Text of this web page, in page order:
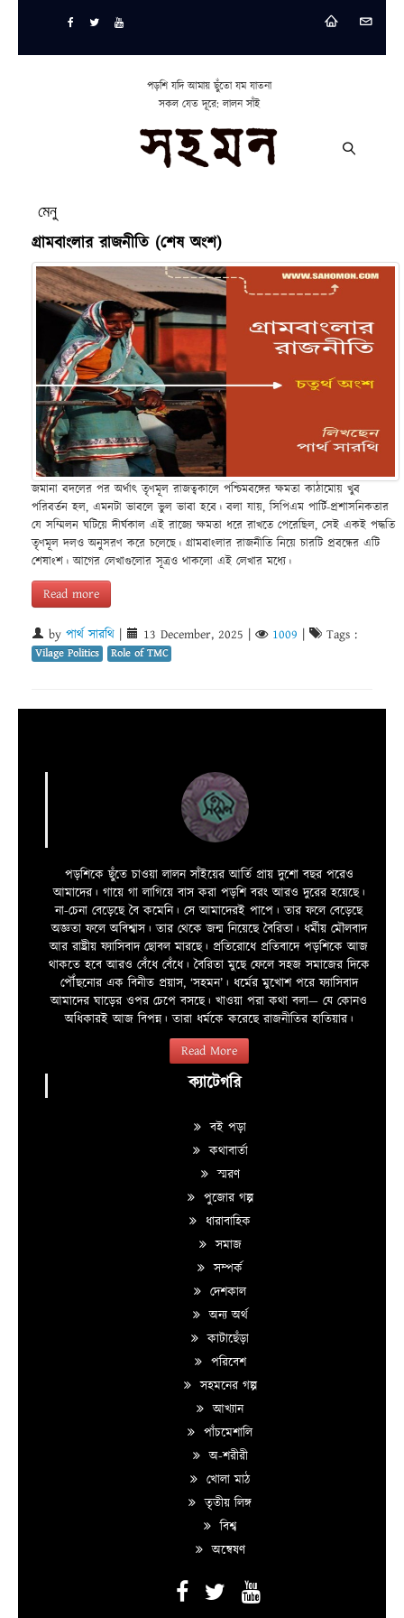
পড়শি যদি আমায় ছুঁতো যম যাতনা
সকল যেত দূরে: লালন সাঁই
মেনু
গ্রামবাংলার রাজনীতি (শেষ অংশ)
জমানা বদলের পর অর্থাৎ তৃণমূল রাজত্বকালে পশ্চিমবঙ্গের ক্ষমতা কাঠামোয় খুব
পরিবর্তন হল, এমনটা ভাবলে ভুল ভাবা হবে। বলা যায়, সিপিএম পার্টি-প্রশাসনিকতার
যে সম্মিলন ঘটিয়ে দীর্ঘকাল এই রাজ্যে ক্ষমতা ধরে রাখতে পেরেছিল, সেই একই পদ্ধতি
তৃণমূল দলও অনুসরণ করে চলেছে। গ্রামবাংলার রাজনীতি নিয়ে চারটি প্রবন্ধের এটি
শেষাংশ। আগের লেখাগুলোর সূত্রও থাকলো এই লেখার মধ্যে।
Read more
by পার্থ সারথি 13 December, 2025 1009 Tags :
Vilage Politics Role of TMC
পড়শিকে ছুঁতে চাওয়া লালন সাঁইয়ের আর্তি প্রায় দুশো বছর পরেও
আমাদের। গায়ে গা লাগিয়ে বাস করা পড়শি বরং আরও দুরের হয়েছে।
না-চেনা বেড়েছে বৈ কমেনি। সে আমাদেরই পাপে। তার ফলে বেড়েছে
অজ্ঞতা ফলে অবিশ্বাস। তার থেকে জন্ম নিয়েছে বৈরিতা। ধর্মীয় মৌলবাদ
আর রাষ্ট্রীয় ফ্যাসিবাদ ছোবল মারছে। প্রতিরোধে প্রতিবাদে পড়শিকে আজ
থাকতে হবে আরও বেঁধে বেঁধে। বৈরিতা মুছে ফেলে সহজ সমাজের দিকে
পৌঁছনোর এক বিনীত প্রয়াস, ‘সহমন’। ধর্মের মুখোশ পরে ফ্যাসিবাদ
আমাদের ঘাড়ের ওপর চেপে বসছে। খাওয়া পরা কথা বলা—­­ যে কোনও
অধিকারই আজ বিপন্ন। তারা ধর্মকে করেছে রাজনীতির হাতিয়ার।
Read More
ক্যাটেগরি
বই পড়া
কথাবার্তা
স্মরণ
পুজোর গল্প
ধারাবাহিক
সমাজ
সম্পর্ক
দেশকাল
অন্য অর্থ
কাটাছেঁড়া
পরিবেশ
সহমনের গল্প
আখ্যান
পাঁচমেশালি
অ-শরীরী
খোলা মাঠ
তৃতীয় লিঙ্গ
বিশ্ব
অন্বেষণ